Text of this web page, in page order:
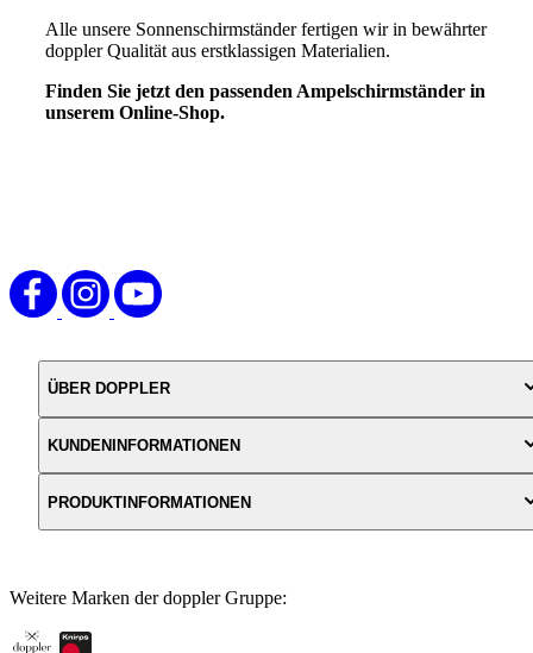
Alle unsere Sonnenschirmständer fertigen wir in bewährter
doppler Qualität aus erstklassigen Materialien.
Finden Sie jetzt den passenden Ampelschirmständer in
unserem Online-Shop.
ÜBER DOPPLER
KUNDENINFORMATIONEN
PRODUKTINFORMATIONEN
Weitere Marken der doppler Gruppe: